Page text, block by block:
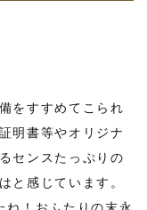
をすすめてこられ
明書等やオリジナ
センスたっぷりの
と感じています。